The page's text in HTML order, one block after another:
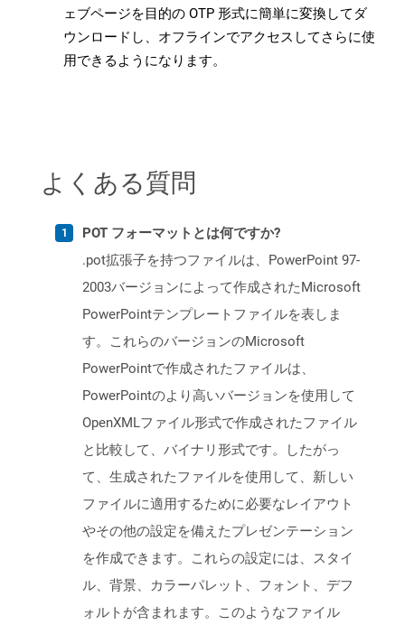
ェブページを目的の OTP 形式に簡単に変換してダ
ウンロードし、オフラインでアクセスしてさらに使
用できるようになります。
よくある質問
POT フォーマットとは何ですか?
.pot拡張子を持つファイルは、PowerPoint 97-
2003バージョンによって作成されたMicrosoft
PowerPointテンプレートファイルを表しま
す。これらのバージョンのMicrosoft
PowerPointで作成されたファイルは、
PowerPointのより高いバージョンを使用して
OpenXMLファイル形式で作成されたファイル
と比較して、バイナリ形式です。したがっ
て、生成されたファイルを使用して、新しい
ファイルに適用するために必要なレイアウト
やその他の設定を備えたプレゼンテーション
を作成できます。これらの設定には、スタイ
ル、背景、カラーパレット、フォント、デフ
ォルトが含まれます。このようなファイル